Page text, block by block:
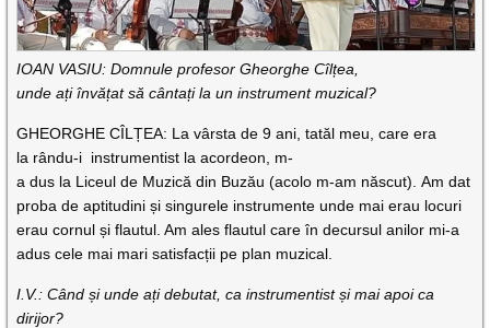
IOAN VASIU:Domnule profesor GheorgheCîlțea
undeați învățat să cântați la un instrumentmuzical?
GHEORGHE CÎLȚEA: La vârsta de 9 ani, tatăl meu, care era
la rându-i instrumentist la acordeon, m-
a dus la Liceul de Muzică din Buzău (acolo m-am născut). Am dat
proba de aptitudini și singurele instrumente unde mai erau locuri
erau cornul și flautul. Am ales flautul care în decursul anilor mi-a
adus cele mai mari satisfacții pe plan muzical.
I.V.: Când și unde ați debutat, ca instrumentist și mai apoi ca
dirijor?